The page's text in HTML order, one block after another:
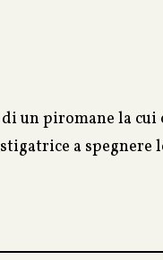
un piromane la
a spegnere